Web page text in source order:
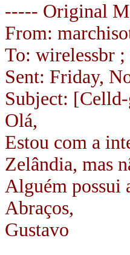
----- Original
From:
To: wirelessbr
Sent: Friday,
Subject:
Olá,
Estou com a
Zelândia, mas
Alguém possui
Abraços,
Gustavo